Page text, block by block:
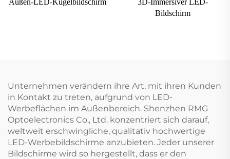
Bildschirm
Unternehmen verändern ihre Art, mit ihren Kunden
in Kontakt zu treten, aufgrund von LED-
Werbeflächen im Außenbereich. Shenzhen RMG
Optoelectronics Co., Ltd. konzentriert sich darauf,
weltweit erschwingliche, qualitativ hochwertige
LED-Werbebildschirme anzubieten. Jeder unserer
Bildschirme wird so hergestellt, dass er den